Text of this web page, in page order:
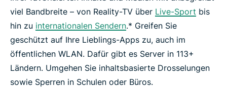
Wie Sie ein VPN bekommen
Starten Sie Streaming mit ExpressVPN
Was spricht für die Nutzung von ExpressVPN?
viel Bandbreite – von Reality-TV über Live-Sport bis
hin zu internationalen Sendern.* Greifen Sie
geschützt auf Ihre Lieblings-Apps zu, auch im
öffentlichen WLAN. Dafür gibt es Server in 113+
Ländern. Umgehen Sie inhaltsbasierte Drosselungen
sowie Sperren in Schulen oder Büros.